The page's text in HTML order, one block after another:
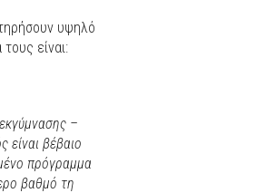
υψηλό
είναι:
–
είναι βέβαιο
πρόγραμμα
βαθμό τη